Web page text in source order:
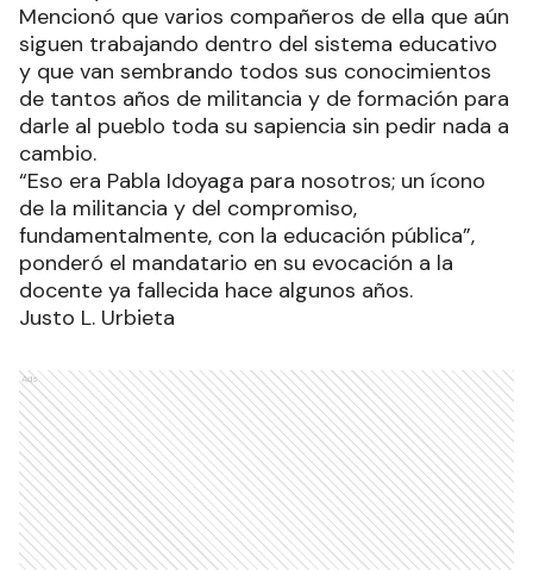
Mencionó que varios compañeros de ella que aún
siguen trabajando dentro del sistema educativo
y que van sembrando todos sus conocimientos
de tantos años de militancia y de formación para
darle al pueblo toda su sapiencia sin pedir nada a
cambio.
“Eso era Pabla Idoyaga para nosotros; un ícono
de la militancia y del compromiso,
fundamentalmente, con la educación pública”,
ponderó el mandatario en su evocación a la
docente ya fallecida hace algunos años.
Justo L. Urbieta
Ads